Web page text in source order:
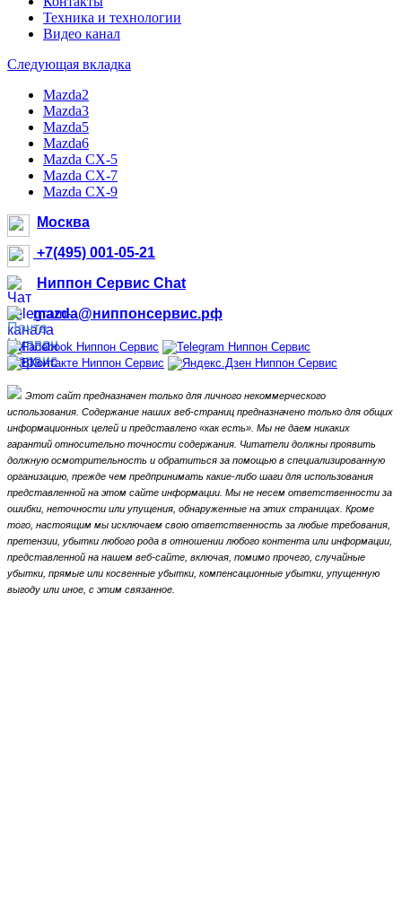
Техника и технологии
Видео канал
Следующая вкладка
Mazda2
Mazda3
Mazda5
Mazda6
Mazda CX-5
Mazda CX-7
Mazda CX-9
Москва
+7(495) 001-05-21
Ниппон Сервис Chat
mazda@ниппонсервис.рф
Этот сайт предназначен только для личного некоммерческого
использования. Содержание наших веб-страниц предназначено только для общих
информационных целей и представлено «как есть». Мы не даем никаких
гарантий относительно точности содержания. Читатели должны проявить
должную осмотрительность и обратиться за помощью в специализированную
организацию, прежде чем предпринимать какие-либо шаги для использования
представленной на этом сайте информации. Мы не несем ответственности за
ошибки, неточности или упущения, обнаруженные на этих страницах. Кроме
того, настоящим мы исключаем свою ответственность за любые требования,
претензии, убытки любого рода в отношении любого контента или информации,
представленной на нашем веб-сайте, включая, помимо прочего, случайные
убытки, прямые или косвенные убытки, компенсационные убытки, упущенную
выгоду или иное, с этим связанное.